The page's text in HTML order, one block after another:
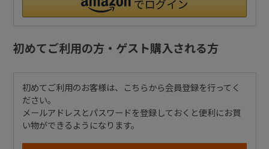
初めてご利用の方・ゲスト購入される方
初めてご利用のお客様は、こちらから会員登録を行ってく
ださい。
メールアドレスとパスワードを登録しておくと便利にお買
い物ができるようになります。